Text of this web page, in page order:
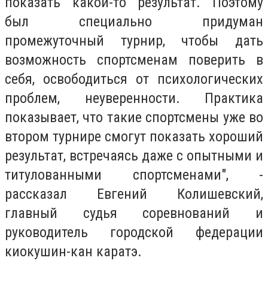
был специально придуман
промежуточный турнир, чтобы дать
возможность спортсменам поверить в
себя, освободиться от психологических
проблем, неуверенности. Практика
показывает, что такие спортсмены уже во
втором турнире смогут показать хороший
результат, встречаясь даже с опытными и
титулованными спортсменами", -
рассказал Евгений Колишевский,
главный судья соревнований и
руководитель городской федерации
киокушин-кан каратэ.